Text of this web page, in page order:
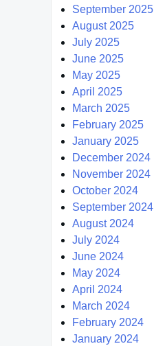
September 2025
August 2025
July 2025
June 2025
May 2025
April 2025
March 2025
February 2025
January 2025
December 2024
November 2024
October 2024
September 2024
August 2024
July 2024
June 2024
May 2024
April 2024
March 2024
February 2024
January 2024